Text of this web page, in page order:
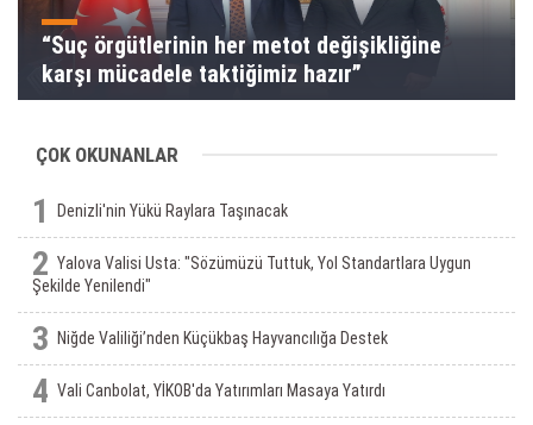
“Suç örgütlerinin her metot değişikliğine
karşı mücadele taktiğimiz hazır”
ÇOK OKUNANLAR
1 Denizli'nin Yükü Raylara Taşınacak
2 Yalova Valisi Usta: "Sözümüzü Tuttuk, Yol Standartlara Uygun
Şekilde Yenilendi"
3 Niğde Valiliği’nden Küçükbaş Hayvancılığa Destek
4 Vali Canbolat, YİKOB'da Yatırımları Masaya Yatırdı